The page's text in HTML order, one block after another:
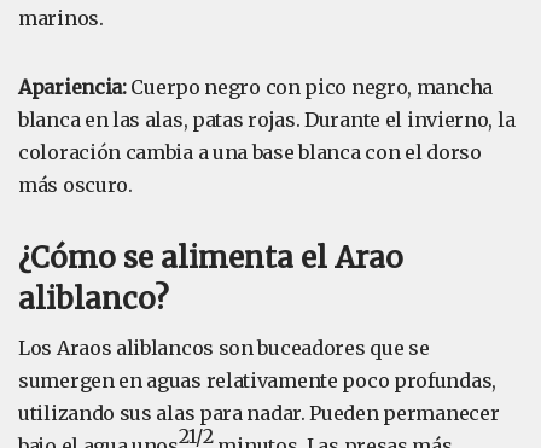
marinos.
Apariencia:Cuerpo negro con pico negro, mancha
blanca en las alas, patas rojas. Durante el invierno, la
coloración cambia a una base blanca con el dorso
más oscuro.
¿Cómo se alimenta el Arao
aliblanco?
Los Araos aliblancos son buceadores que se
sumergen en aguas relativamente poco profundas,
utilizando sus alas para nadar. Pueden permanecer
21/2